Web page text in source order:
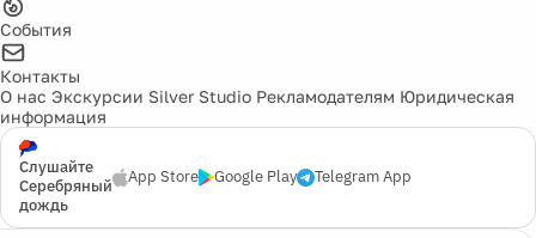
События
Контакты
О нас Экскурсии Silver Studio Рекламодателям Юридическая
информация
Слушайте
Серебряный
дождь
App Store Google Play Telegram App